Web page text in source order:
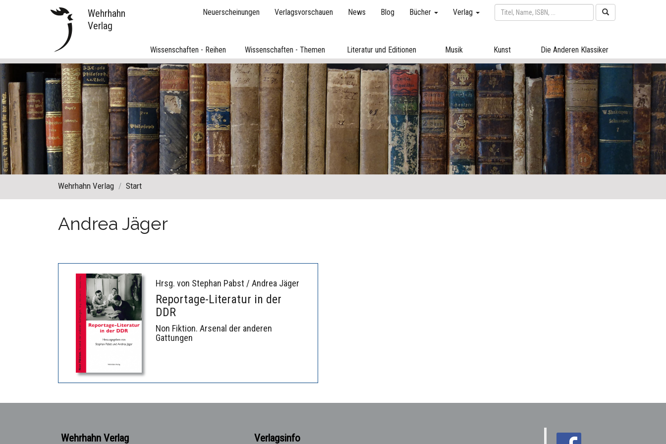
Wehrhahn
Verlag
Neuerscheinungen Verlagsvorschauen News Blog Bücher Verlag
Wissenschaften - Reihen Wissenschaften - Themen Literatur und Editionen Musik Kunst Die Anderen Klassiker
Wehrhahn Verlag Start
Andrea Jäger
Hrsg. von Stephan Pabst / Andrea Jäger
Reportage-Literatur in der
DDR
Non Fiktion. Arsenal der anderen
Gattungen
Wehrhahn Verlag Verlagsinfo